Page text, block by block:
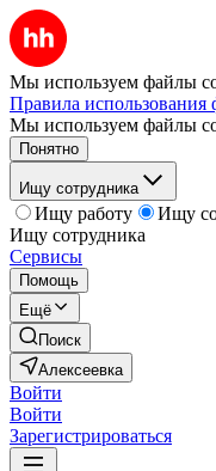
Мы используем файлы
Правила использования
Мы используем файлы
Понятно
Ищу сотрудника
Ищу работу
Ищу
Ищу сотрудника
Сервисы
Помощь
Ещё
Поиск
Алексеевка
Войти
Войти
Зарегистрироваться